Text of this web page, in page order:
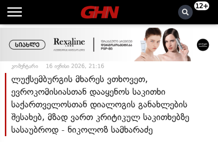
12+
კომენტარი 16 ივნისი 2026, 21:16
ლუქსემბურგის მხარეს ვთხოვეთ,
ევროკომისიასთან დააყენოს საკითხი
საქართველოსთან დიალოგის განახლების
შესახებ, მზად ვართ კრიტიკულ საკითხებზე
სასაუბროდ - ნიკოლოზ სამხარაძე